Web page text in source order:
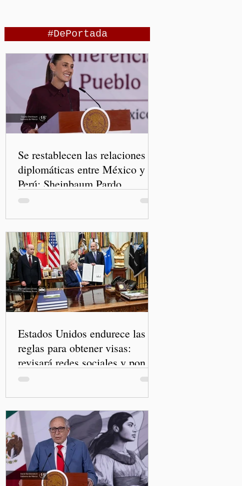
#DePortada
Se restablecen las relaciones
diplomáticas entre México y
Perú: Sheinbaum Pardo
Estados Unidos endurece las
reglas para obtener visas:
revisará redes sociales y pone
freno al Turismo de Nacimiento